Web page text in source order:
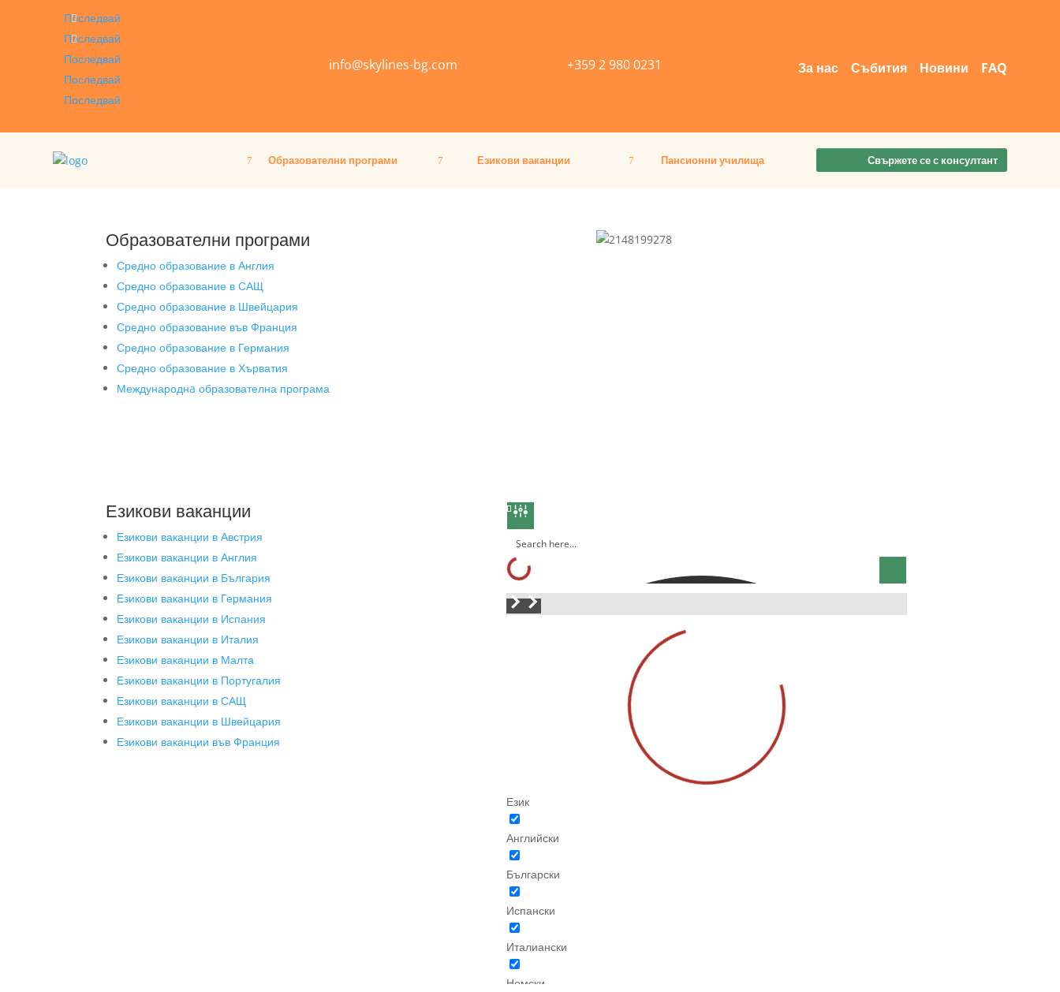
Последвай
Последвай
Последвай
Последвай
Последвай
info@skylines-bg.com +359 2 980 0231 За нас Събития Новини FAQ
Образователни програми Езикови ваканции Пансионни училища Свържете се с консултант
Образователни програми
Средно образование в Англия
Средно образование в САЩ
Средно образование в Швейцария
Средно образование във Франция
Средно образование в Германия
Средно образование в Хърватия
Международнa образователна програма
Езикови ваканции
Езикови ваканции в Австрия
Езикови ваканции в Англия
Езикови ваканции в България
Езикови ваканции в Германия
Езикови ваканции в Испания
Езикови ваканции в Италия
Езикови ваканции в Малта
Езикови ваканции в Португалия
Езикови ваканции в САЩ
Езикови ваканции в Швейцария
Езикови ваканции във Франция
Език
Английски
Български
Испански
Италиански
Немски